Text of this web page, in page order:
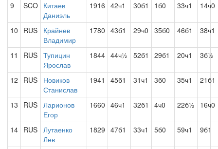
9 SCO Китаев
Даниэль
1916 42ч1 30б1 1б0 33ч1 14ч0
10 RUS
Крайнев
Владимир
1780 43б1 29ч0 35б0 46б1 38ч1
11 RUS Тупицин
Ярослав
1844 44ч½ 52б1 29б1 20ч1 3б½
12 RUS
Новиков
Станислав
1941 45б1 31ч1 3б0 35ч1 21б1
13 RUS Ларионов
Егор
1660 46ч1 32б1 4ч0 22б½ 16ч0
14 RUS Лутаенко
Лев
1829 47б1 33ч1 5б0 59ч1 9б1